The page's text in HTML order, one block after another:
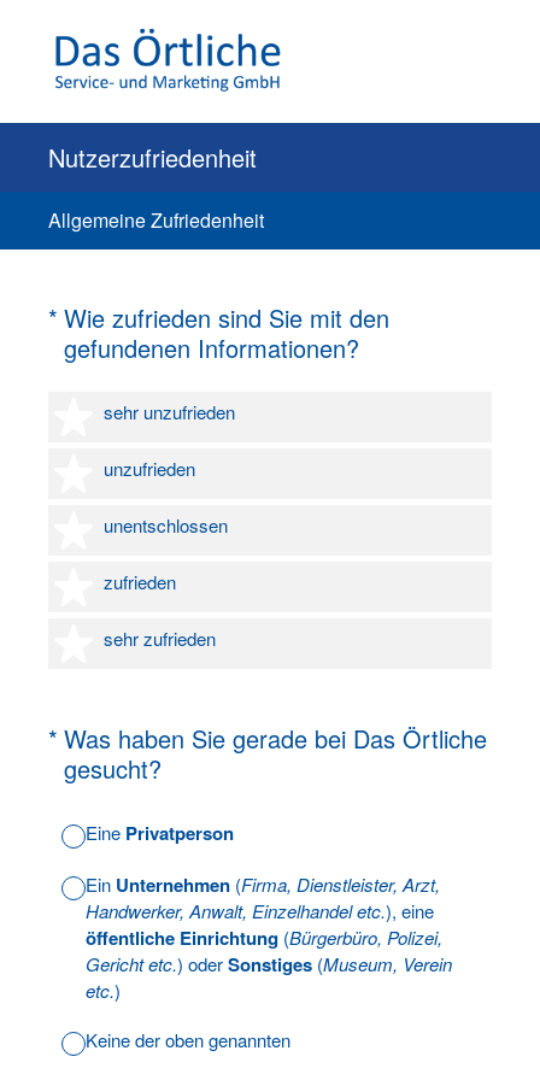
Nutzerzufriedenheit
Allgemeine Zufriedenheit
* Wie zufrieden sind Sie mit den
gefundenen Informationen?
(Erforderlich.)
sehr unzufrieden
1 Stern
unzufrieden
2 Sterne
unentschlossen
3 Sterne
zufrieden
4 Sterne
sehr zufrieden
5 Sterne
* Was haben Sie gerade bei Das Örtliche
gesucht?
(Erforderlich.)
Eine Privatperson
Ein Unternehmen (Firma, Dienstleister, Arzt,
Handwerker, Anwalt, Einzelhandel etc.), eine
öffentliche Einrichtung (Bürgerbüro, Polizei,
Gericht etc.) oderSonstiges (Museum, Verein
etc.)
Keine der oben genannten